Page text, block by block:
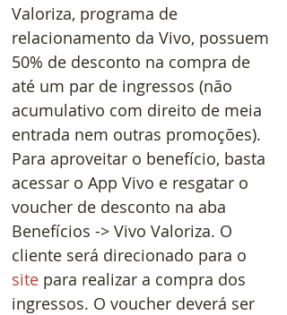
Valoriza, programa de
relacionamento da Vivo, possuem
50% de desconto na compra de
até um par de ingressos (não
acumulativo com direito de meia
entrada nem outras promoções).
Para aproveitar o benefício, basta
acessar o App Vivo e resgatar o
voucher de desconto na aba
Benefícios -> Vivo Valoriza. O
cliente será direcionado para o
site para realizar a compra dos
ingressos. O voucher deverá ser